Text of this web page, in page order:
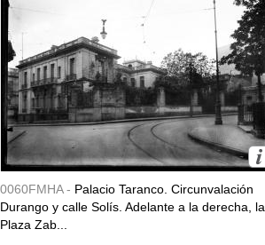
0060FMHA - Palacio Taranco. Circunvalación
Durango y calle Solís. Adelante a la derecha, la
Plaza Zab...